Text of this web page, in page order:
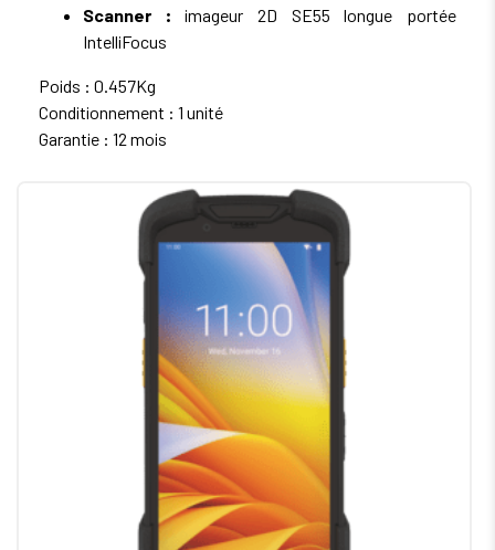
Scanner : imageur 2D SE55 longue portée
IntelliFocus
Poids : 0.457Kg
Conditionnement : 1 unité
Garantie : 12 mois